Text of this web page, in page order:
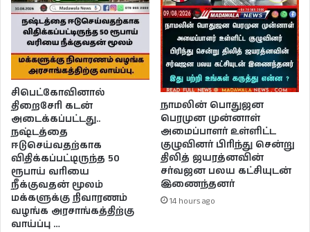
சிபெட்கோவினால்
திறைசேரி கடன்
அடைக்கப்பட்டது..
நஷ்டத்தை
ஈடுசெய்வதற்காக
விதிக்கப்பட்டிருந்த 50
ரூபாய் வரியை
நீக்குவதன் மூலம்
மக்களுக்கு நிவாரணம்
வழங்க அரசாங்கத்திற்கு
வாய்ப்பு …
நாமலின் பொதுஜன
பெரமுன முன்னாள்
அமைப்பாளர் உள்ளிட்ட
குழுவினர் பிரிந்து சென்று
திலித் ஜயரத்னவின்
சர்வஜன பலய கட்சியுடன்
இணைந்தனர்
14 hours ago